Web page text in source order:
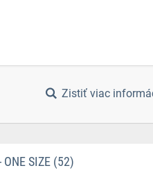
Zistiť viac
ONE SIZE (52)